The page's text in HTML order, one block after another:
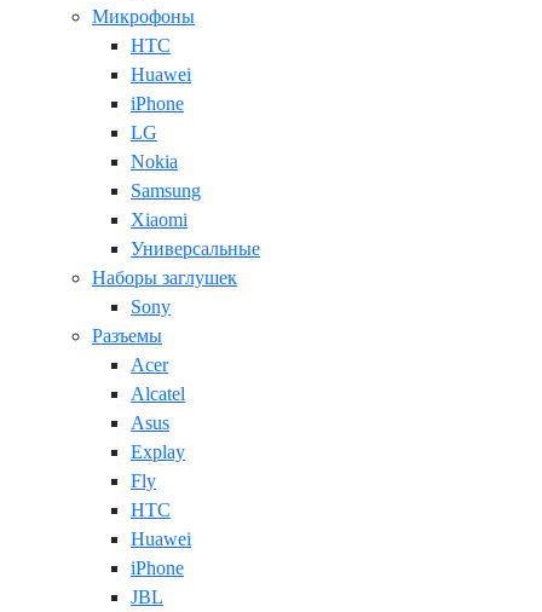
Микрофоны
HTC
Huawei
iPhone
LG
Nokia
Samsung
Xiaomi
Универсальные
Наборы заглушек
Sony
Разъемы
Acer
Alcatel
Asus
Explay
Fly
HTC
Huawei
iPhone
JBL